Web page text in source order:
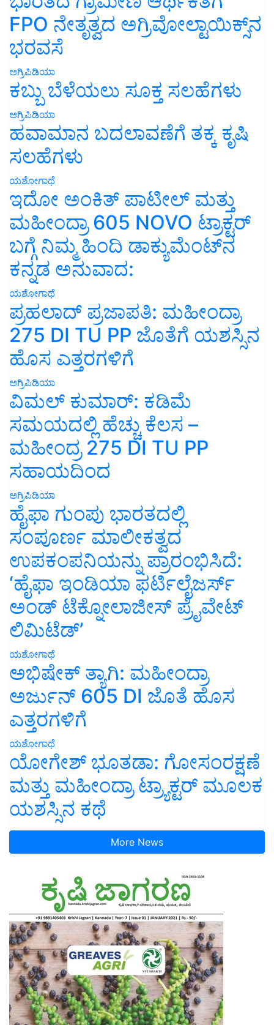
FPO ನೇತೃತ್ವದ ಅಗ್ರಿವೋಲ್ಟಾಯಿಕ್ಸ್‌ನ
ಭರವಸೆ
ಅಗ್ರಿಪಿಡಿಯಾ
ಕಬ್ಬು ಬೆಳೆಯಲು ಸೂಕ್ತ ಸಲಹೆಗಳು
ಅಗ್ರಿಪಿಡಿಯಾ
ಹವಾಮಾನ ಬದಲಾವಣೆಗೆ ತಕ್ಕ ಕೃಷಿ
ಸಲಹೆಗಳು
ಯಶೋಗಾಥೆ
ಇದೋ ಅಂಕಿತ್ ಪಾಟೀಲ್ ಮತ್ತು
ಮಹೀಂದ್ರಾ 605 NOVO ಟ್ರಾಕ್ಟರ್
ಬಗ್ಗೆ ನಿಮ್ಮ ಹಿಂದಿ ಡಾಕ್ಯುಮೆಂಟ್‌ನ
ಕನ್ನಡ ಅನುವಾದ:
ಯಶೋಗಾಥೆ
ಪ್ರಹಲಾದ್ ಪ್ರಜಾಪತಿ: ಮಹೀಂದ್ರಾ
275 DI TU PP ಜೊತೆಗೆ ಯಶಸ್ಸಿನ
ಹೊಸ ಎತ್ತರಗಳಿಗೆ
ಅಗ್ರಿಪಿಡಿಯಾ
ವಿಮಲ್ ಕುಮಾರ್: ಕಡಿಮೆ
ಸಮಯದಲ್ಲಿ ಹೆಚ್ಚು ಕೆಲಸ –
ಮಹೀಂದ್ರ 275 DI TU PP
ಸಹಾಯದಿಂದ
ಅಗ್ರಿಪಿಡಿಯಾ
ಹೈಫಾ ಗುಂಪು ಭಾರತದಲ್ಲಿ
ಸಂಪೂರ್ಣ ಮಾಲೀಕತ್ವದ
ಉಪಕಂಪನಿಯನ್ನು ಪ್ರಾರಂಭಿಸಿದೆ:
‘ಹೈಫಾ ಇಂಡಿಯಾ ಫರ್ಟಿಲೈಜರ್ಸ್
ಅಂಡ್ ಟೆಕ್ನೋಲಾಜೀಸ್ ಪ್ರೈವೇಟ್
ಲಿಮಿಟೆಡ್’
ಯಶೋಗಾಥೆ
ಅಭಿಷೇಕ್ ತ್ಯಾಗಿ: ಮಹೀಂದ್ರಾ
ಅರ್ಜುನ್ 605 DI ಜೊತೆ ಹೊಸ
ಎತ್ತರಗಳಿಗೆ
ಯಶೋಗಾಥೆ
ಯೋಗೇಶ್ ಭೂತಡಾ: ಗೋಸಂರಕ್ಷಣೆ
ಮತ್ತು ಮಹೀಂದ್ರಾ ಟ್ರ್ಯಾಕ್ಟರ್ ಮೂಲಕ
ಯಶಸ್ಸಿನ ಕಥೆ
More News